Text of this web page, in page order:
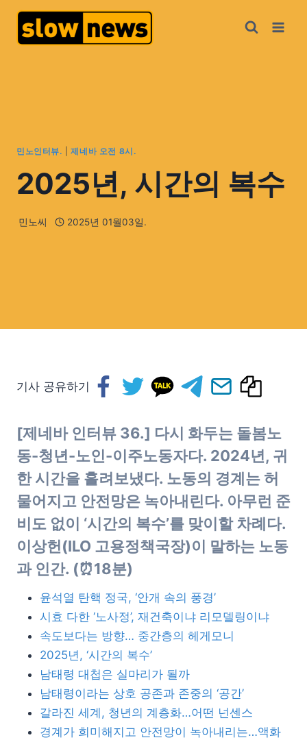
민노인터뷰. |제네바 오전 8시.
2025년, 시간의 복수
민노씨 2025년 01월03일.
기사 공유하기
[제네바 인터뷰 36.] 다시 화두는 돌봄노
동-청년-노인-이주노동자다. 2024년, 귀
한 시간을 흘려보냈다. 노동의 경계는 허
물어지고 안전망은 녹아내린다. 아무런 준
비도 없이 ‘시간의 복수’를 맞이할 차례다.
이상헌(ILO 고용정책국장)이 말하는 노동
과 인간. (⏰18분)
윤석열 탄핵 정국, ‘안개 속의 풍경’
시효 다한 ‘노사정’, 재건축이냐 리모델링이냐
속도보다는 방향… 중간층의 헤게모니
2025년, ‘시간의 복수’
남태령 대첩은 실마리가 될까
남태령이라는 상호 공존과 존중의 ‘공간’
갈라진 세계, 청년의 계층화…어떤 넌센스
경계가 희미해지고 안전망이 녹아내리는…액화